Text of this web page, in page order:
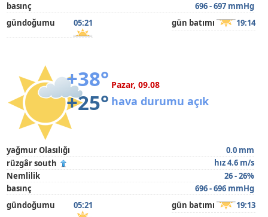
basınç
696 - 697 mmHg
gündoğumu
05:21 gün batımı 19:14
+38°
+25°
Pazar, 09.08
hava durumu açık
yağmur Olasılığı
0.0 mm
rüzgâr south
hız 4.6 m/s
Nemlilik
26 - 26%
basınç
696 - 696 mmHg
gündoğumu
05:21 gün batımı 19:13